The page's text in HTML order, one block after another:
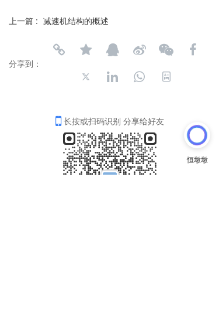
上一篇 : 减速机结构的概述
分享到：
长按或扫码识别 分享给好友